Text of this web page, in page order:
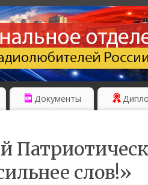
Документы
слов!»